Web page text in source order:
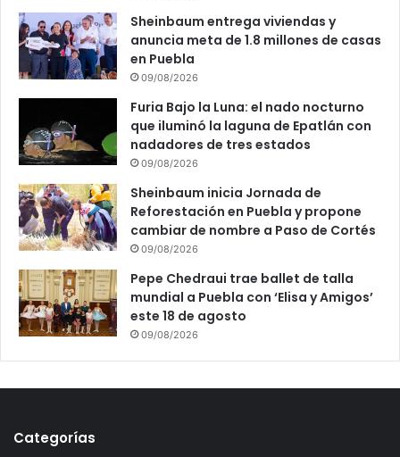
Sheinbaum entrega viviendas y
anuncia meta de 1.8 millones de casas
en Puebla
09/08/2026
Furia Bajo la Luna: el nado nocturno
que iluminó la laguna de Epatlán con
nadadores de tres estados
09/08/2026
Sheinbaum inicia Jornada de
Reforestación en Puebla y propone
cambiar de nombre a Paso de Cortés
09/08/2026
Pepe Chedraui trae ballet de talla
mundial a Puebla con ‘Elisa y Amigos’
este 18 de agosto
09/08/2026
Categorías